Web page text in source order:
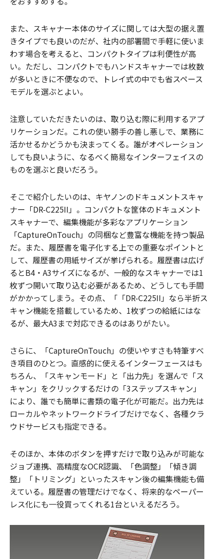
また、スキャナー本体のサイズに関しては大型の据え置
きタイプでも良いのだが、社内の部署間で手軽に使いま
わす場合を考えると、コンパクトタイプは利便性が高
い。ただし、コンパクトでもハンドスキャナーでは枚数
が多いときに不便なので、トレイ式の中でも省スペース
モデルを選ぶとよい。
注意していただきたいのは、取り込む際に利用するアプ
リケーションだ。これの使い勝手の善し悪しで、業務に
活かせるかどうかも決まってくる。誰がオペレーション
しても良いように、なるべく簡易なインターフェイスの
ものを選ぶと良いだろう。
そこで紹介したいのは、キヤノンのドキュメントスキャ
ナー「DR-C225II」。コンパクトな筐体のドキュメント
スキャナーで、編集機能が多彩なアプリケーション
「CaptureOnTouch」の同梱など豊富な機能を持つ製品
だ。また、履歴書を電子化する上での重要なポイントと
して、履歴書の用紙サイズが挙げられる。履歴書は広げ
るとB4・A3サイズになるが、一般的なスキャナーでは1
枚ずつ開いて取り込む必要があるため、どうしても手間
がかかってしまう。その点、「「DR-C225II」なら半折ス
キャン機能を搭載しているため、1枚ずつの給紙にはな
るが、最大A3まで対応できるのはありがたい。
さらに、「CaptureOnTouch」の使いやすさも特筆すべ
き項目のひとつ。直感的に使えるインターフェースはも
ちろん、「スキャンモード」と「出力先」を選んで「ス
キャン」をクリックするだけの「3ステップスキャン」
により、誰でも簡単に書類の電子化が可能だ。出力先は
ローカルやネットワークドライブだけでなく、各種クラ
ウドサービスも指定できる。
そのほか、本体のボタンを押すだけで取り込みが可能な
ジョブ連携、高精度なOCR認識、「色調整」「傾き調
整」「トリミング」といったスキャン後の編集機能も備
えている。履歴書の管理だけでなく、将来的なペーパー
レス化にも一役買ってくれる1台といえるだろう。